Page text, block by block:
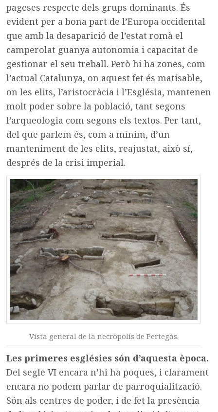
pageses respecte dels grups dominants. És
evident per a bona part de l’Europa occidental
que amb la desaparició de l’estat romà el
camperolat guanya autonomia i capacitat de
gestionar el seu treball. Però hi ha zones, com
l’actual Catalunya, on aquest fet és matisable,
on les elits, l’aristocràcia i l’Església, mantenen
molt poder sobre la població, tant segons
l’arqueologia com segons els textos. Per tant,
del que parlem és, com a mínim, d’un
manteniment de les elits, reajustat, això sí,
després de la crisi imperial.
Vista general de la necròpolis de Pertegàs.
Les primeres esglésies són d’aquesta època.
Del segle VI encara n’hi ha poques, i clarament
encara no podem parlar de parroquialització.
Són als centres de poder, i de fet la presència